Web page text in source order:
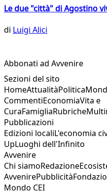
Le due "città" di Agostino
di Luigi Alici
Abbonati ad Avvenire
Sezioni del sito
HomeAttualitàPolitica
CommentiEconomiaVita e
CuraFamigliaRubriche
Pubblicazioni
Edizioni localiL'economia
UpLuoghi dell'Infinito
Avvenire
Chi siamoRedazione
AvvenirePubblicità
Mondo CEI